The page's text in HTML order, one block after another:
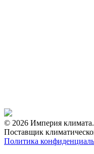
© 2026 Империя климата.
Поставщик
Политика